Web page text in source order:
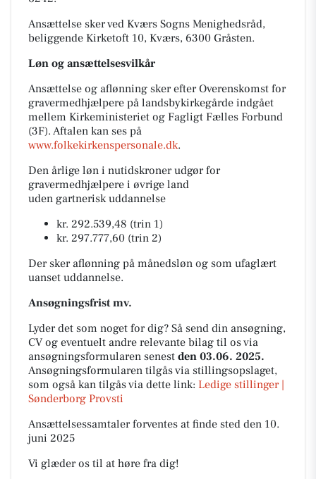
Ansættelse sker ved Kværs Sogns Menighedsråd,
beliggende Kirketoft 10, Kværs, 6300 Gråsten.
Løn og ansættelsesvilkår
Ansættelse og aflønning sker efter Overenskomst for
gravermedhjælpere på landsbykirkegårde indgået
mellem Kirkeministeriet og Fagligt Fælles Forbund
(3F). Aftalen kan ses på
www.folkekirkenspersonale.dk.
Den årlige løn i nutidskroner udgør for
gravermedhjælpere i øvrige land
uden gartnerisk uddannelse
kr. 292.539,48 (trin 1)
kr. 297.777,60 (trin 2)
Der sker aflønning på månedsløn og som ufaglært
uanset uddannelse.
Ansøgningsfrist mv.
Lyder det som noget for dig? Så send din ansøgning,
CV og eventuelt andre relevante bilag til os via
ansøgningsformularen senest den 03.06. 2025.
Ansøgningsformularen tilgås via stillingsopslaget,
som også kan tilgås via dette link: Ledige stillinger |
Sønderborg Provsti
Ansættelsessamtaler forventes at finde sted den 10.
juni 2025
Vi glæder os til at høre fra dig!